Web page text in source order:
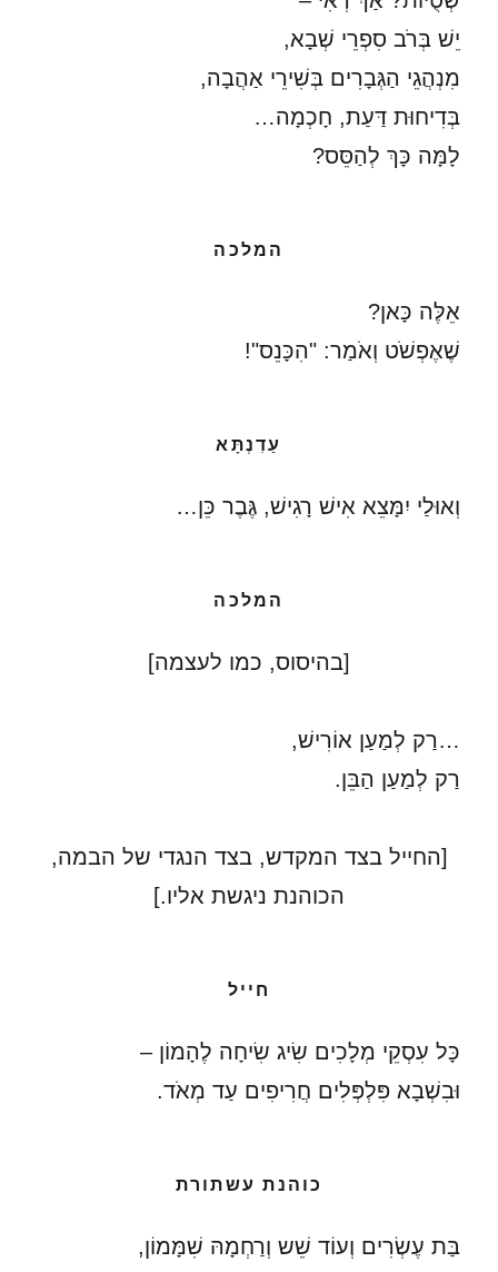
יֵשׁ בְּרֹב סִפְרֵי שְׁבָא,
מִנְהֲגֵי הַגְּבָרִים בְּשִׁירֵי אַהֲבָה,
בְּדִיחוּת דַּעַת, חָכְמָה…
לָמָּה כָּךְ לְהַסֵּס?
המלכה
אֵלֶּה כָּאן?
שֶׁאֶפְשֹׁט וְאֹמַר: "הִכָּנֵס"!
עַדִנְתָּא
וְאוּלַי יִמָּצֵא אִישׁ רָגִישׁ, גֶּבֶר כֵּן…
המלכה
[בהיסוס, כמו לעצמה]
…רַק לְמַעַן אוֹרִישׁ,
רַק לְמַעַן הַבֵּן.
[החייל בצד המקדש, בצד הנגדי של הבמה,
הכוהנת ניגשת אליו.]
חייל
כָּל עִסְקֵי מְלָכִים שִׂיג שִׂיחָה לֶהָמוֹן –
וּבִשְׁבָא פִּלְפְּלִים חֲרִיפִים עַד מְאֹד.
כוהנת עשתורת
בַּת עֶשְׂרִים וְעוֹד שֵׁש וְרַחְמָהּ שִׁמָּמוֹן,